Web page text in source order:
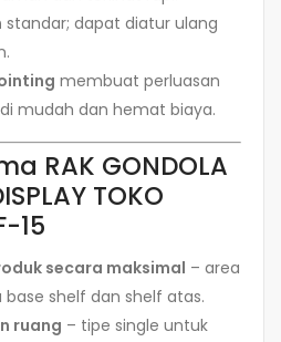
standar; dapat diatur ulang
membuat perluasan
mudah dan hemat biaya.
RAK GONDOLA
TOKO
15
secara maksimal – area
base shelf dan shelf atas.
ruang – tipe single untuk